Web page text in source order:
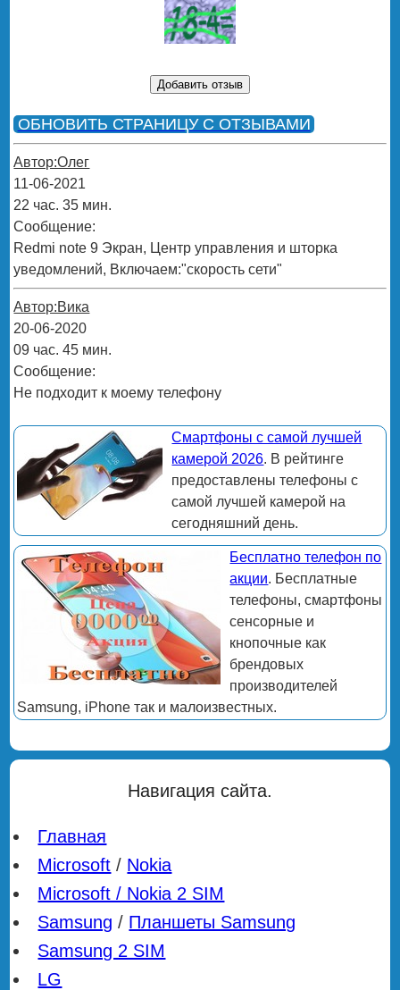
ОБНОВИТЬ СТРАНИЦУ С ОТЗЫВАМИ
Автор:Олег
11-06-2021
22 час. 35 мин.
Сообщение:
Redmi note 9 Экран, Центр управления и шторка
уведомлений, Включаем:"скорость сети"
Автор:Вика
20-06-2020
09 час. 45 мин.
Сообщение:
Не подходит к моему телефону
Смартфоны с самой лучшей
камерой 2026. В рейтинге
предоставлены телефоны с
самой лучшей камерой на
сегодняшний день.
Бесплатно телефон по
акции. Бесплатные
телефоны, смартфоны
сенсорные и
кнопочные как
брендовых
производителей
Samsung, iPhone так и малоизвестных.
Навигация сайта.
Главная
Microsoft / Nokia
Microsoft / Nokia 2 SIM
Samsung / Планшеты Samsung
Samsung 2 SIM
LG